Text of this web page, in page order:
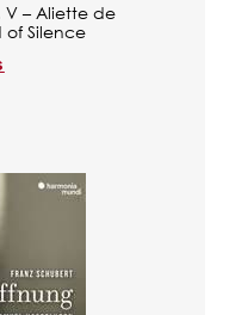
V – Aliette de
of Silence